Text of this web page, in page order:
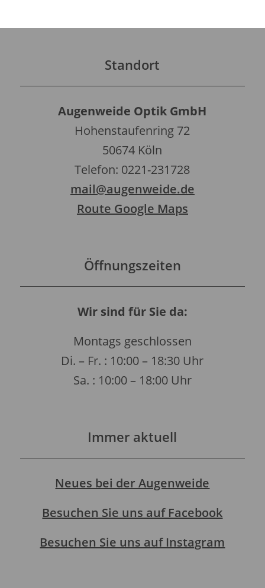
Standort
Augenweide Optik GmbH
Hohenstaufenring 72
50674 Köln
Telefon: 0221-231728
mail@augenweide.de
Route Google Maps
Öffnungszeiten
Wir sind für Sie da:
Montags geschlossen
Di. – Fr. : 10:00 – 18:30 Uhr
Sa. : 10:00 – 18:00 Uhr
Immer aktuell
Neues bei der Augenweide
Besuchen Sie uns auf Facebook
Besuchen Sie uns auf Instagram